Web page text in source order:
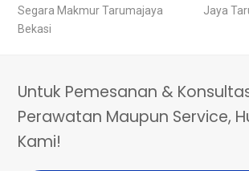
post:
Segara Makmur Tarumajaya
Bekasi
post:
Jaya
Untuk Pemesanan &
Perawatan Maupun Service,
Kami!